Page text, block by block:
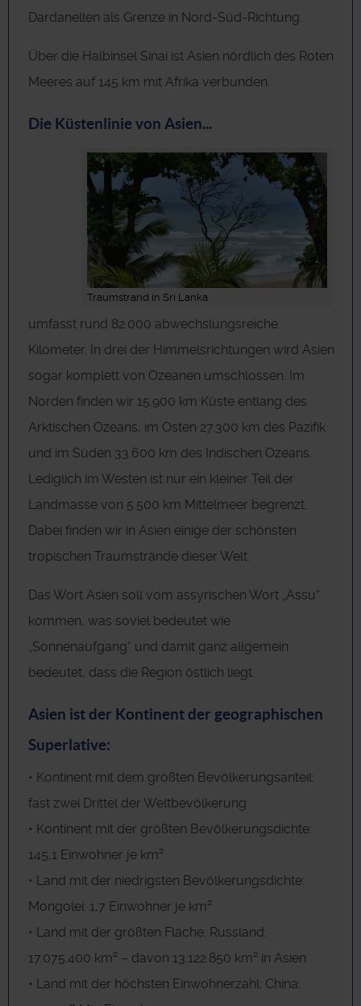
Dardanellen als Grenze in Nord-Süd-Richtung.
Über die Halbinsel Sinai ist Asien nördlich des Roten
Meeres auf 145 km mit Afrika verbunden.
Die Küstenlinie von Asien...
Traumstrand in Sri Lanka
umfasst rund 82.000 abwechslungsreiche
Kilometer. In drei der Himmelsrichtungen wird Asien
sogar komplett von Ozeanen umschlossen. Im
Norden finden wir 15.900 km Küste entlang des
Arktischen Ozeans, im Osten 27.300 km des Pazifik
und im Süden 33.600 km des Indischen Ozeans.
Lediglich im Westen ist nur ein kleiner Teil der
Landmasse von 5.500 km Mittelmeer begrenzt.
Dabei finden wir in Asien einige der schönsten
tropischen Traumstrände dieser Welt.
Das Wort Asien soll vom assyrischen Wort „Assu“
kommen, was soviel bedeutet wie
„Sonnenaufgang“ und damit ganz allgemein
bedeutet, dass die Region östlich liegt.
Asien ist der Kontinent der geographischen
Superlative:
• Kontinent mit dem größten Bevölkerungsanteil:
fast zwei Drittel der Weltbevölkerung
• Kontinent mit der größten Bevölkerungsdichte:
145,1 Einwohner je km²
• Land mit der niedrigsten Bevölkerungsdichte:
Mongolei: 1,7 Einwohner je km²
• Land mit der größten Fläche: Russland:
17.075.400 km² – davon 13.122.850 km² in Asien
• Land mit der höchsten Einwohnerzahl: China: